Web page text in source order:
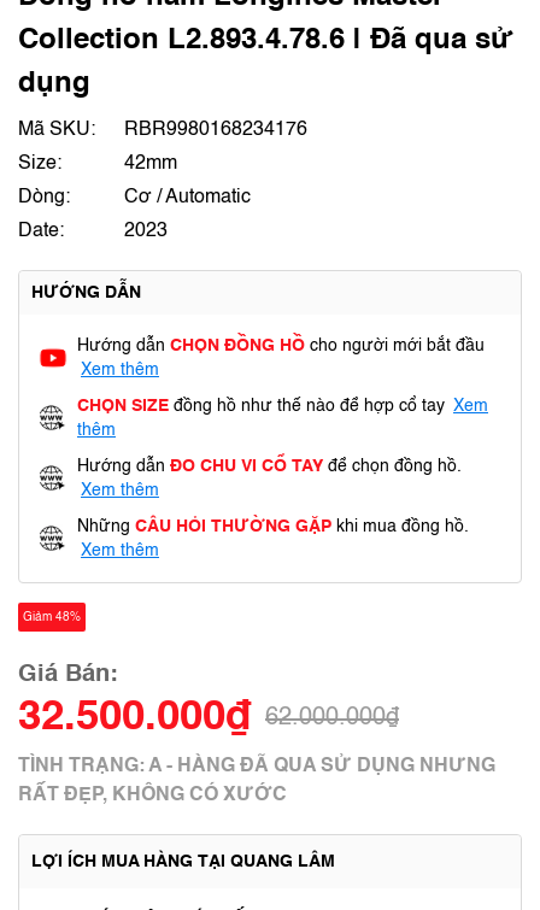
Collection L2.893.4.78.6 | Đã qua sử
dụng
Mã SKU:
RBR9980168234176
Size:
42mm
Dòng:
Cơ / Automatic
Date:
2023
HƯỚNG DẪN
Hướng dẫn CHỌN ĐỒNG HỒ cho người mới bắt đầu
Xem thêm
CHỌN SIZE đồng hồ như thế nào để hợp cổ tay Xem
thêm
Hướng dẫn ĐO CHU VI CỔ TAY để chọn đồng hồ.
Xem thêm
Những CÂU HỎI THƯỜNG GẶP khi mua đồng hồ.
Xem thêm
Giảm 48%
Giá Bán:
32.500.000₫ 62.000.000₫
TÌNH TRẠNG: A - HÀNG ĐÃ QUA SỬ DỤNG NHƯNG
RẤT ĐẸP, KHÔNG CÓ XƯỚC
LỢI ÍCH MUA HÀNG TẠI QUANG LÂM